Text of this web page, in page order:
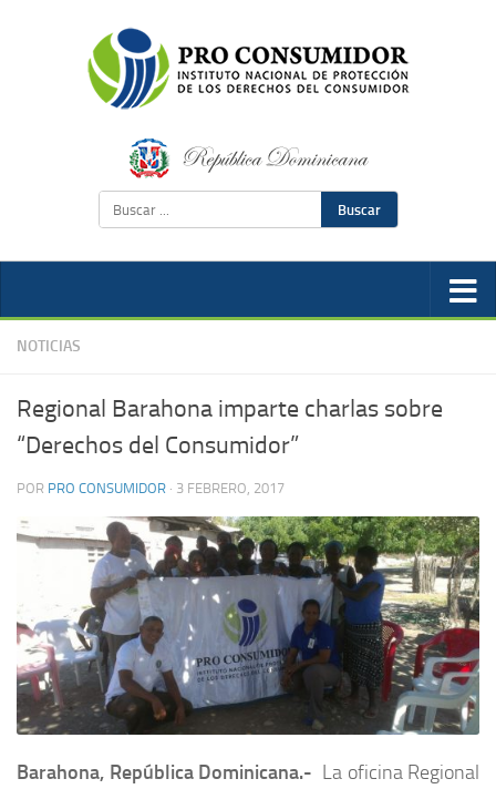
Buscar
NOTICIAS
Regional Barahona imparte charlas sobre
“Derechos del Consumidor”
POR PRO CONSUMIDOR · 3 FEBRERO, 2017
Barahona, República Dominicana.- La oficina Regional